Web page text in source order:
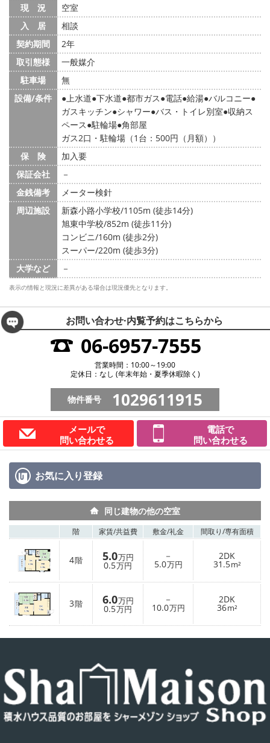
現 況
空室
入 居
相談
契約期間
2年
取引態様
一般媒介
駐車場
無
設備/条件
上水道 下水道 都市ガス 電話 給湯 バルコニー
ガスキッチン シャワー バス・トイレ別室 収納ス
ペース 駐輪場 角部屋
ガス2口・駐輪場（1台：500円（月額））
保 険
加入要
保証会社
－
金銭備考
メーター検針
周辺施設
新森小路小学校/1105m (徒歩14分)
旭東中学校/852m (徒歩11分)
コンビニ/160m (徒歩2分)
スーパー/220m (徒歩3分)
大学など
－
表示の情報と現況に差異がある場合は現況優先となります。
お問い合わせ·内覧予約はこちらから
06-6957-7555
営業時間：10:00～19:00
定休日：なし (年末年始・夏季休暇除く)
物件番号 1029611915
メールで
問い合わせる
電話で
問い合わせる
お気に入り登録
同じ建物の他の空室
階 家賃/共益費 敷金/礼金 間取り/専有面積
4階 5.0万円
0.5万円
－
5.0万円
2DK
31.5m²
3階 6.0万円
0.5万円
－
10.0万円
2DK
36m²